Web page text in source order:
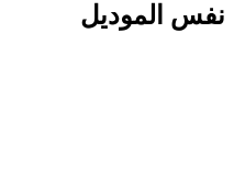
نفس الموديل